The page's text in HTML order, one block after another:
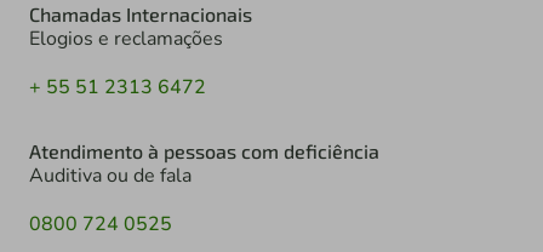
Chamadas Internacionais
Elogios e reclamações
+ 55 51 2313 6472
Atendimento à pessoas com deficiência
Auditiva ou de fala
0800 724 0525